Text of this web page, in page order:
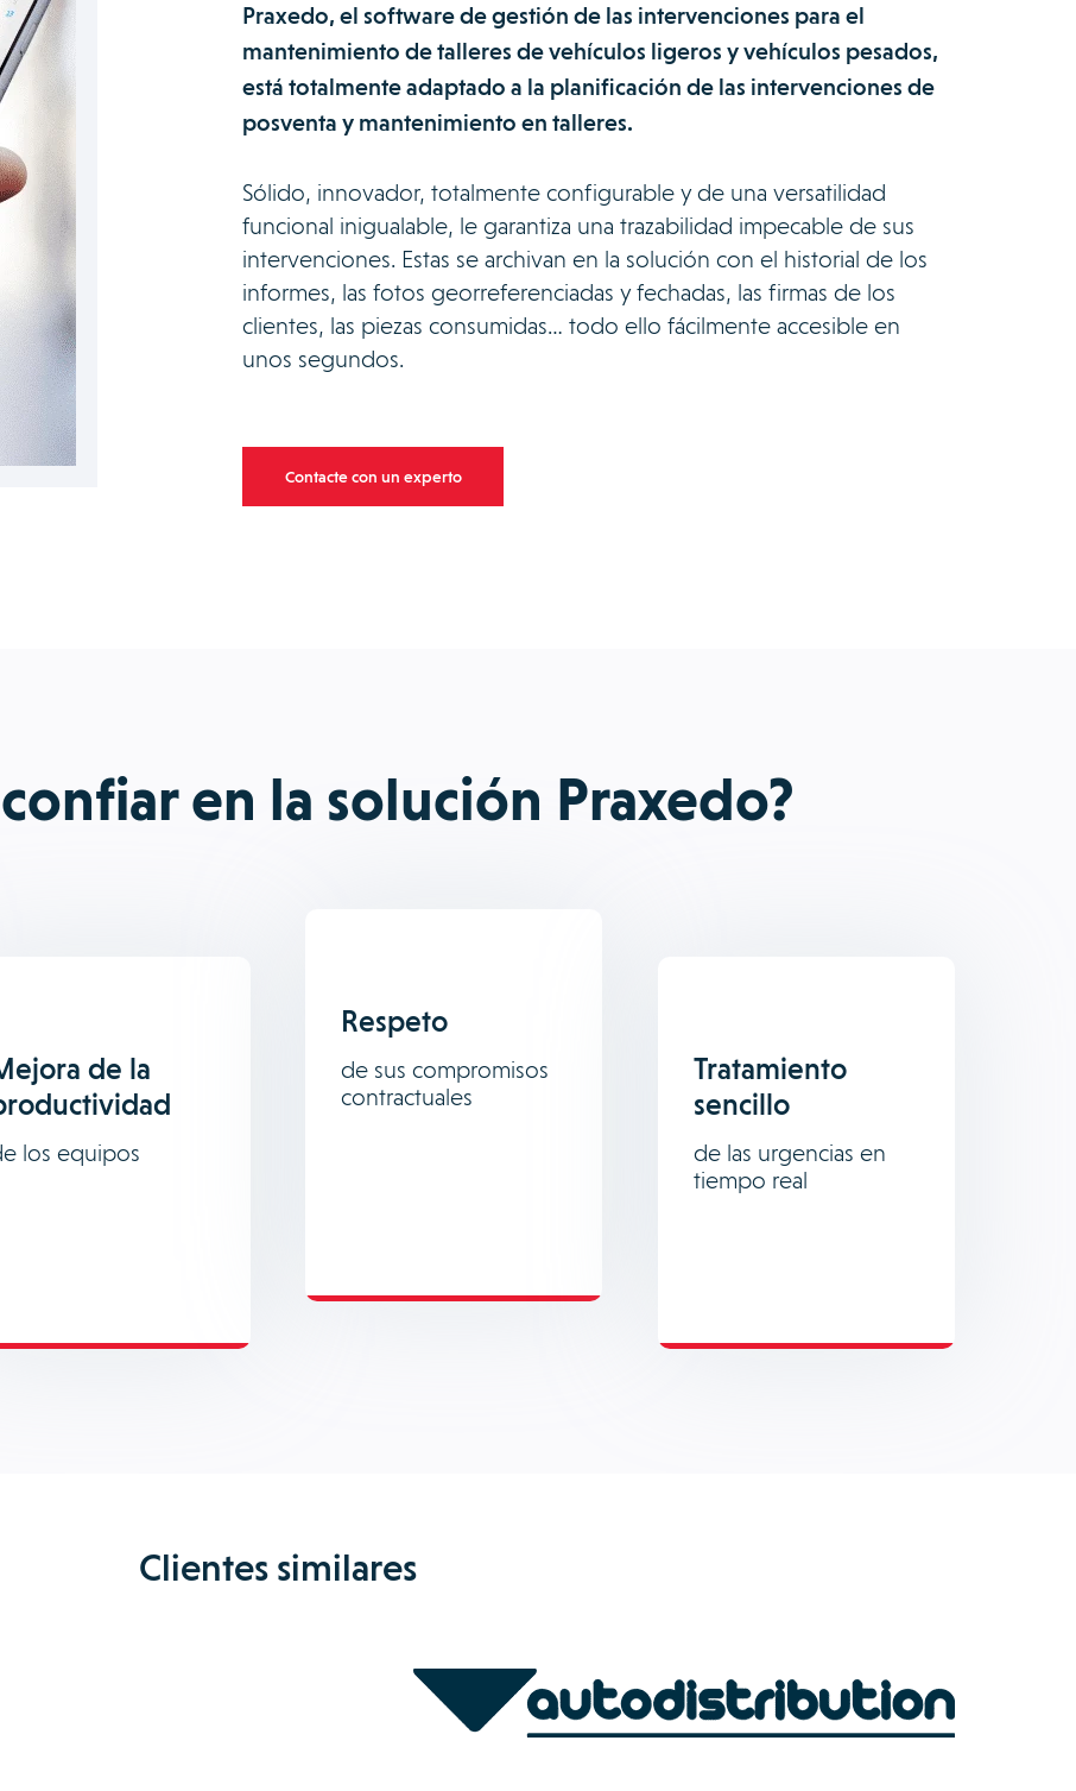
Praxedo, el software de gestión de las intervenciones para el
mantenimiento de talleres de vehículos ligeros y vehículos pesados,
está totalmente adaptado a la planificación de las intervenciones de
posventa y mantenimiento en talleres.
Sólido, innovador, totalmente configurable y de una versatilidad
funcional inigualable, le garantiza una trazabilidad impecable de sus
intervenciones. Estas se archivan en la solución con el historial de los
informes, las fotos georreferenciadas y fechadas, las firmas de los
clientes, las piezas consumidas… todo ello fácilmente accesible en
unos segundos.
Contacte con un experto
en la solución Praxedo?
de la
los equipos
Respeto
de sus compromisos
contractuales
Tratamiento
sencillo
de las urgencias en
tiempo real
Clientes similares